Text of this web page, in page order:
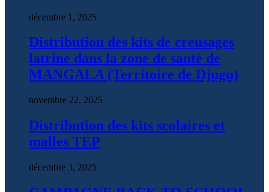
décembre 1, 2025
Distribution des kits de creusages
latrine dans la zone de santé de
MANGALA (Territoire de Djugu)
novembre 22, 2025
Distribution des kits scolaires et
malles TEP
décembre 3, 2025